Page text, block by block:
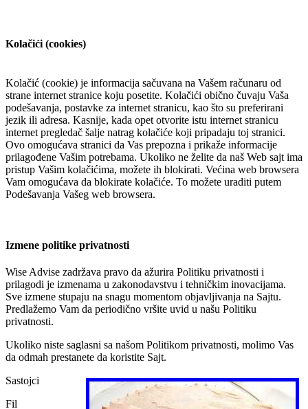
Kolačići (cookies)
Kolačić (cookie) je informacija sačuvana na Vašem računaru od
strane internet stranice koju posetite. Kolačići obično čuvaju Vaša
podešavanja, postavke za internet stranicu, kao što su preferirani
jezik ili adresa. Kasnije, kada opet otvorite istu internet stranicu
internet pregledač šalje natrag kolačiće koji pripadaju toj stranici.
Ovo omogućava stranici da Vas prepozna i prikaže informacije
prilagođene Vašim potrebama. Ukoliko ne želite da naš Web sajt ima
pristup Vašim kolačićima, možete ih blokirati. Većina web browsera
Vam omogućava da blokirate kolačiće. To možete uraditi putem
Podešavanja Vašeg web browsera.
Izmene politike privatnosti
Wise Advise zadržava pravo da ažurira Politiku privatnosti i
prilagodi je izmenama u zakonodavstvu i tehničkim inovacijama.
Sve izmene stupaju na snagu momentom objavljivanja na Sajtu.
Predlažemo Vam da periodično vršite uvid u našu Politiku
privatnosti.
Ukoliko niste saglasni sa našom Politikom privatnosti, molimo Vas
da odmah prestanete da koristite Sajt.
Sastojci
Fil